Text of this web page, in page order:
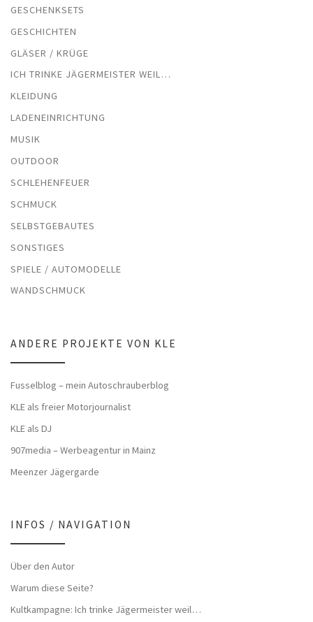
GESCHENKSETS
GESCHICHTEN
GLÄSER / KRÜGE
ICH TRINKE JÄGERMEISTER WEIL…
KLEIDUNG
LADENEINRICHTUNG
MUSIK
OUTDOOR
SCHLEHENFEUER
SCHMUCK
SELBSTGEBAUTES
SONSTIGES
SPIELE / AUTOMODELLE
WANDSCHMUCK
ANDERE PROJEKTE VON KLE
Fusselblog – mein Autoschrauberblog
KLE als freier Motorjournalist
KLE als DJ
907media – Werbeagentur in Mainz
Meenzer Jägergarde
INFOS / NAVIGATION
Über den Autor
Warum diese Seite?
Kultkampagne: Ich trinke Jägermeister weil…